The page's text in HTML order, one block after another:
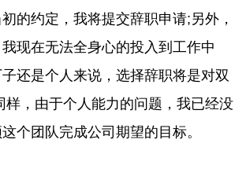
的约定，我将提交辞职申请;另外，
现在无法全身心的投入到工作中
还是个人来说，选择辞职将是对双
样，由于个人能力的问题，我已经没
个团队完成公司期望的目标。